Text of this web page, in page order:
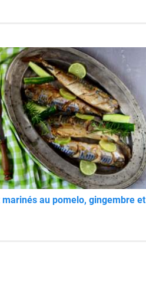
au pomelo, gingembre et